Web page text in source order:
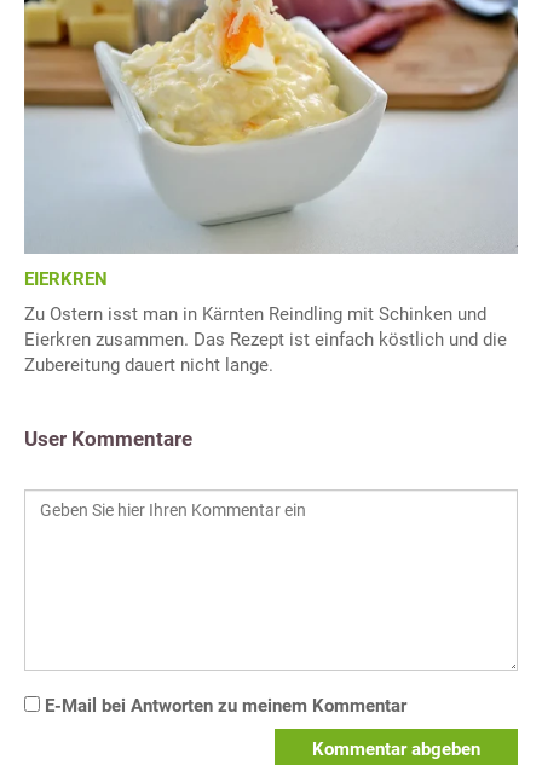
EIERKREN
Zu Ostern isst man in Kärnten Reindling mit Schinken und
Eierkren zusammen. Das Rezept ist einfach köstlich und die
Zubereitung dauert nicht lange.
User Kommentare
E-Mail bei Antworten zu meinem Kommentar
Kommentar abgeben